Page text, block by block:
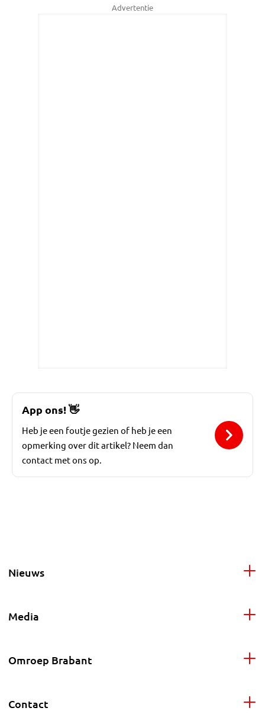
Advertentie
App ons!👋
Heb je een foutje gezien of heb je een
opmerking over dit artikel? Neem dan
contact met ons op.
Nieuws
Media
Omroep Brabant
Contact